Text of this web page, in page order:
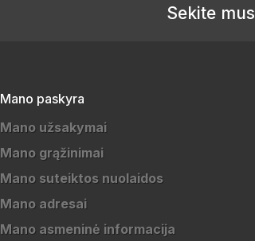
Sekite mus
Mano paskyra
Mano užsakymai
Mano grąžinimai
Mano suteiktos nuolaidos
Mano adresai
Mano asmeninė informacija